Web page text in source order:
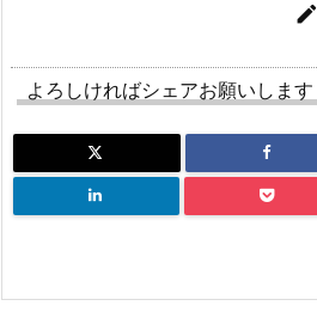

よろしければシェアお願いします